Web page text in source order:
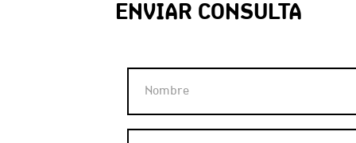
ENVIAR CONSULTA